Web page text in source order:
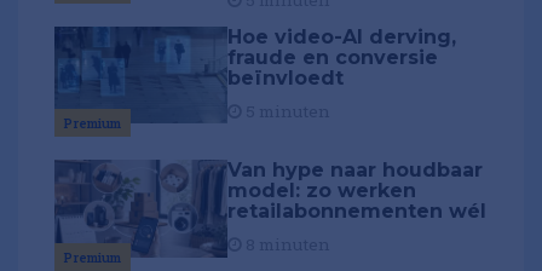
Premium
Hoe video-AI derving,
fraude en conversie
beïnvloedt
Premium
Van hype naar houdbaar
model: zo werken
retailabonnementen wél